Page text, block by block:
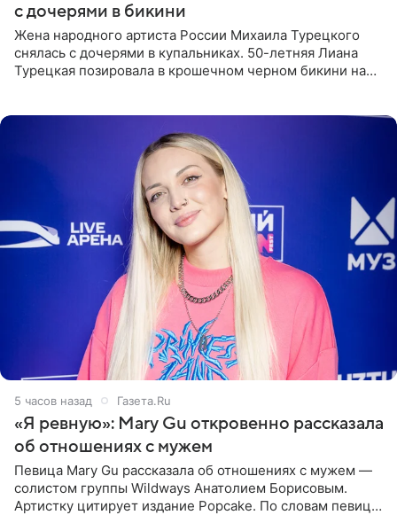
с дочерями в бикини
Жена народного артиста России Михаила Турецкого
снялась с дочерями в купальниках. 50-летняя Лиана
Турецкая позировала в крошечном черном бикини на
5 часов назад Газета.Ru
«Я ревную»: Mary Gu откровенно рассказала
об отношениях с мужем
Певица Mary Gu рассказала об отношениях с мужем —
солистом группы Wildways Анатолием Борисовым.
Артистку цитирует издание Popcake. По словам певицы,